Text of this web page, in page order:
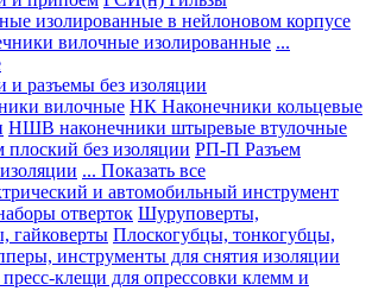
изолированные в нейлоновом корпусе
вилочные изолированные ...
и разъемы без изоляции
вилочные НК Наконечники кольцевые
НШВ наконечники штыревые втулочные
без изоляции РП-П Разъем
... Показать все
и автомобильный инструмент
отверток Шуруповерты,
гайковерты Плоскогубцы, тонкогубцы,
инструменты для снятия изоляции
клещи для опрессовки клемм и